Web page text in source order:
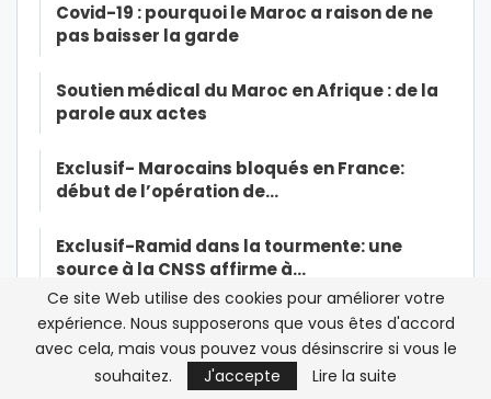
Covid-19 : pourquoi le Maroc a raison de ne
pas baisser la garde
Soutien médical du Maroc en Afrique : de la
parole aux actes
Exclusif- Marocains bloqués en France:
début de l’opération de…
Exclusif-Ramid dans la tourmente: une
source à la CNSS affirme à…
Le roi Mohammed VI opéré du coeur « avec
succès »
Ce site Web utilise des cookies pour améliorer votre
expérience. Nous supposerons que vous êtes d'accord
avec cela, mais vous pouvez vous désinscrire si vous le
souhaitez.
J'accepte Lire la suite